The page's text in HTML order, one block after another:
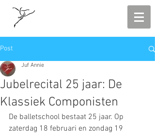
Post
Jubelrecital 25 jaar: De
Klassiek Componisten
Juf Annie
De balletschool bestaat 25 jaar. Op
zaterdag 18 februari en zondag 19